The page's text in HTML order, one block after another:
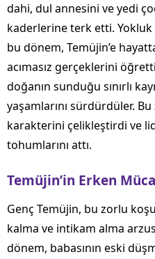
dahi, dul annesini ve yedi
kaderlerine terk etti. Yokluk
bu dönem, Temüjin’e
acımasız gerçeklerini
doğanın sunduğu sınırlı
yaşamlarını sürdürdüler.
karakterini çelikleştirdi ve
tohumlarını attı.
Temüjin’in Erken
Genç Temüjin, bu zorlu
kalma ve intikam alma
dönem, babasının eski